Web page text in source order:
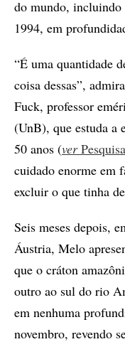
do mundo, incluindo
1994, em
“É uma quantidade
coisa dessas”,
Fuck, professor
(UnB), que estuda a
50 anos (ver
cuidado enorme em
excluir o que tinha
Seis meses depois,
Áustria, Melo
que o cráton
outro ao sul do rio
em nenhuma
novembro, revendo